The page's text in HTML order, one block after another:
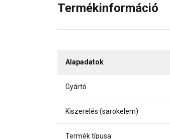
Termékinformáció
Alapadatok
Gyártó
Kiszerelés (sarokelem)
Termék típusa